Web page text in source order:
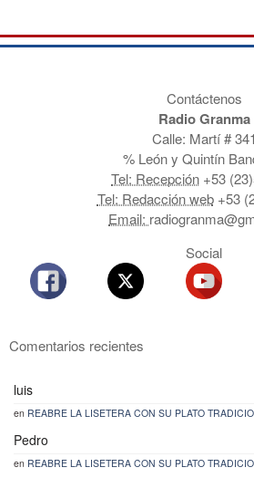
Contáctenos
Radio Granma
Calle: Martí # 341
% León y Quintín
Tel: Recepción +53
Tel: Redacción web+53
Email:
Social
Comentarios recientes
luis
en REABRE LA LISETERA CON SU PLATO
Pedro
en REABRE LA LISETERA CON SU PLATO